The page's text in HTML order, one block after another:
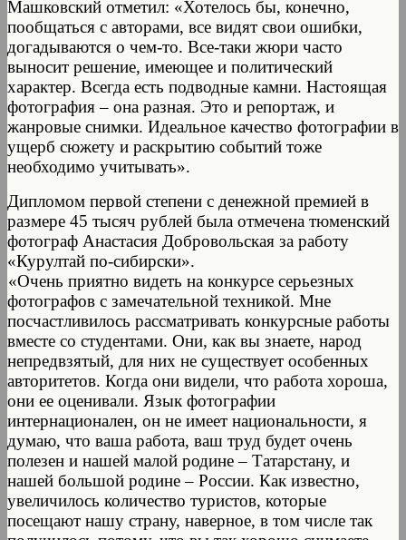
Машковский отметил: «Хотелось бы, конечно,
пообщаться с авторами, все видят свои ошибки,
догадываются о чем-то. Все-таки жюри часто
выносит решение, имеющее и политический
характер. Всегда есть подводные камни. Настоящая
фотография – она разная. Это и репортаж, и
жанровые снимки. Идеальное качество фотографии в
ущерб сюжету и раскрытию событий тоже
необходимо учитывать».
Дипломом первой степени с денежной премией в
размере 45 тысяч рублей была отмечена тюменский
фотограф Анастасия Добровольская за работу
«Курултай по-сибирски».
«Очень приятно видеть на конкурсе серьезных
фотографов с замечательной техникой. Мне
посчастливилось рассматривать конкурсные работы
вместе со студентами. Они, как вы знаете, народ
непредвзятый, для них не существует особенных
авторитетов. Когда они видели, что работа хороша,
они ее оценивали. Язык фотографии
интернационален, он не имеет национальности, я
думаю, что ваша работа, ваш труд будет очень
полезен и нашей малой родине – Татарстану, и
нашей большой родине – России. Как известно,
увеличилось количество туристов, которые
посещают нашу страну, наверное, в том числе так